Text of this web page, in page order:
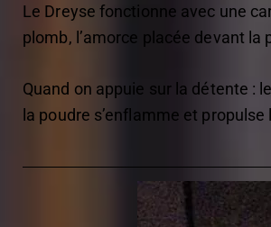
Le Dreyse fonctionne avec une
plomb, l’amorce placée devant la
Quand on appuie sur la détente :
la poudre s’enflamme et propulse